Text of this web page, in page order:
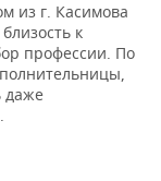
из г. Касимова
к
профессии. По
даже